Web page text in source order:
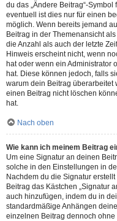
du das „Ändere Beitrag“-
eventuell ist dies nur für einen
möglich. Wenn bereits jemand
Beitrag in der Themenansicht
die Anzahl als auch der letzte
Hinweis erscheint nicht, wenn
hat oder wenn ein Administrator
hat. Diese können jedoch, falls
warum dein Beitrag überarbeitet
einen Beitrag nicht löschen
hat.
Nach oben
Wie kann ich meinem Beitrag
Um eine Signatur an deinen
solche in den Einstellungen in
Nachdem du die Signatur
Beitrag das Kästchen „Signatur
auch hinzufügen, indem du in
standardmäßige Anhängen
einzelnen Beitrag dennoch